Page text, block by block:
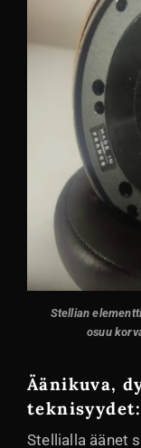
Stellian
osuu
Äänikuva,
teknisyydet:
Stellialla äänet